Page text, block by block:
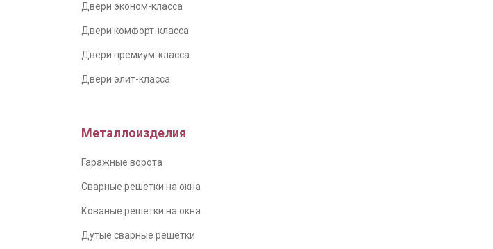
Двери эконом-класса
Двери комфорт-класса
Двери премиум-класса
Двери элит-класса
Металлоизделия
Гаражные ворота
Сварные решетки на окна
Кованые решетки на окна
Дутые сварные решетки